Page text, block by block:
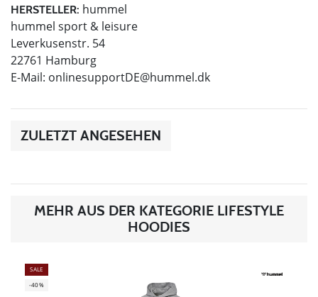
HERSTELLER: hummel
hummel sport & leisure
Leverkusenstr. 54
22761 Hamburg
E-Mail: onlinesupportDE@hummel.dk
ZULETZT ANGESEHEN
MEHR AUS DER KATEGORIE LIFESTYLE
HOODIES
SALE
-40%